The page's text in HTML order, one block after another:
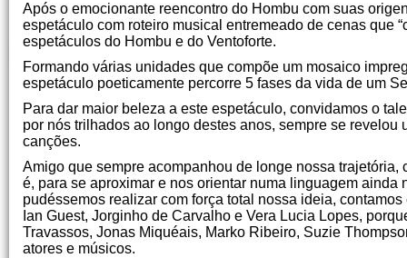
Após o emocionante reencontro do Hombu com suas
espetáculo com roteiro musical entremeado de cenas que
espetáculos do Hombu e do Ventoforte.
Formando várias unidades que compõe um mosaico
espetáculo poeticamente percorre 5 fases da vida de um
Para dar maior beleza a este espetáculo, convidamos o
por nós trilhados ao longo destes anos, sempre se
canções.
Amigo que sempre acompanhou de longe nossa
é, para se aproximar e nos orientar numa linguagem
pudéssemos realizar com força total nossa ideia,
Ian Guest, Jorginho de Carvalho e Vera Lucia Lopes,
Travassos, Jonas Miquéais, Marko Ribeiro, Suzie
atores e músicos.